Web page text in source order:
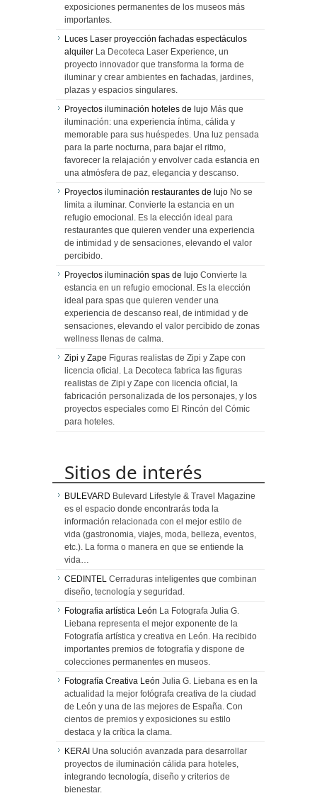
exposiciones permanentes de los museos más
importantes.
Luces Laser proyección fachadas espectáculos
alquiler La Decoteca Laser Experience, un
proyecto innovador que transforma la forma de
iluminar y crear ambientes en fachadas, jardines,
plazas y espacios singulares.
Proyectos iluminación hoteles de lujo Más que
iluminación: una experiencia íntima, cálida y
memorable para sus huéspedes. Una luz pensada
para la parte nocturna, para bajar el ritmo,
favorecer la relajación y envolver cada estancia en
una atmósfera de paz, elegancia y descanso.
Proyectos iluminación restaurantes de lujo No se
limita a iluminar. Convierte la estancia en un
refugio emocional. Es la elección ideal para
restaurantes que quieren vender una experiencia
de intimidad y de sensaciones, elevando el valor
percibido.
Proyectos iluminación spas de lujo Convierte la
estancia en un refugio emocional. Es la elección
ideal para spas que quieren vender una
experiencia de descanso real, de intimidad y de
sensaciones, elevando el valor percibido de zonas
wellness llenas de calma.
Zipi y Zape Figuras realistas de Zipi y Zape con
licencia oficial. La Decoteca fabrica las figuras
realistas de Zipi y Zape con licencia oficial, la
fabricación personalizada de los personajes, y los
proyectos especiales como El Rincón del Cómic
para hoteles.
Sitios de interés
BULEVARD Bulevard Lifestyle & Travel Magazine
es el espacio donde encontrarás toda la
información relacionada con el mejor estilo de
vida (gastronomia, viajes, moda, belleza, eventos,
etc.). La forma o manera en que se entiende la
vida…
CEDINTEL Cerraduras inteligentes que combinan
diseño, tecnología y seguridad.
Fotografia artística León La Fotografa Julia G.
Liebana representa el mejor exponente de la
Fotografía artística y creativa en León. Ha recibido
importantes premios de fotografía y dispone de
colecciones permanentes en museos.
Fotografía Creativa León Julia G. Liebana es en la
actualidad la mejor fotógrafa creativa de la ciudad
de León y una de las mejores de España. Con
cientos de premios y exposiciones su estilo
destaca y la crítica la clama.
KERAI Una solución avanzada para desarrollar
proyectos de iluminación cálida para hoteles,
integrando tecnología, diseño y criterios de
bienestar.